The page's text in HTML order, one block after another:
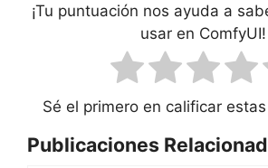
¡Tu puntuación nos ayuda a
usar en ComfyUI!
Sé el primero en calificar
Publicaciones